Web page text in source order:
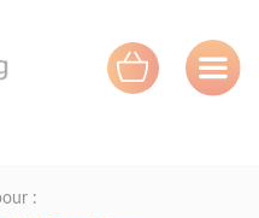
: